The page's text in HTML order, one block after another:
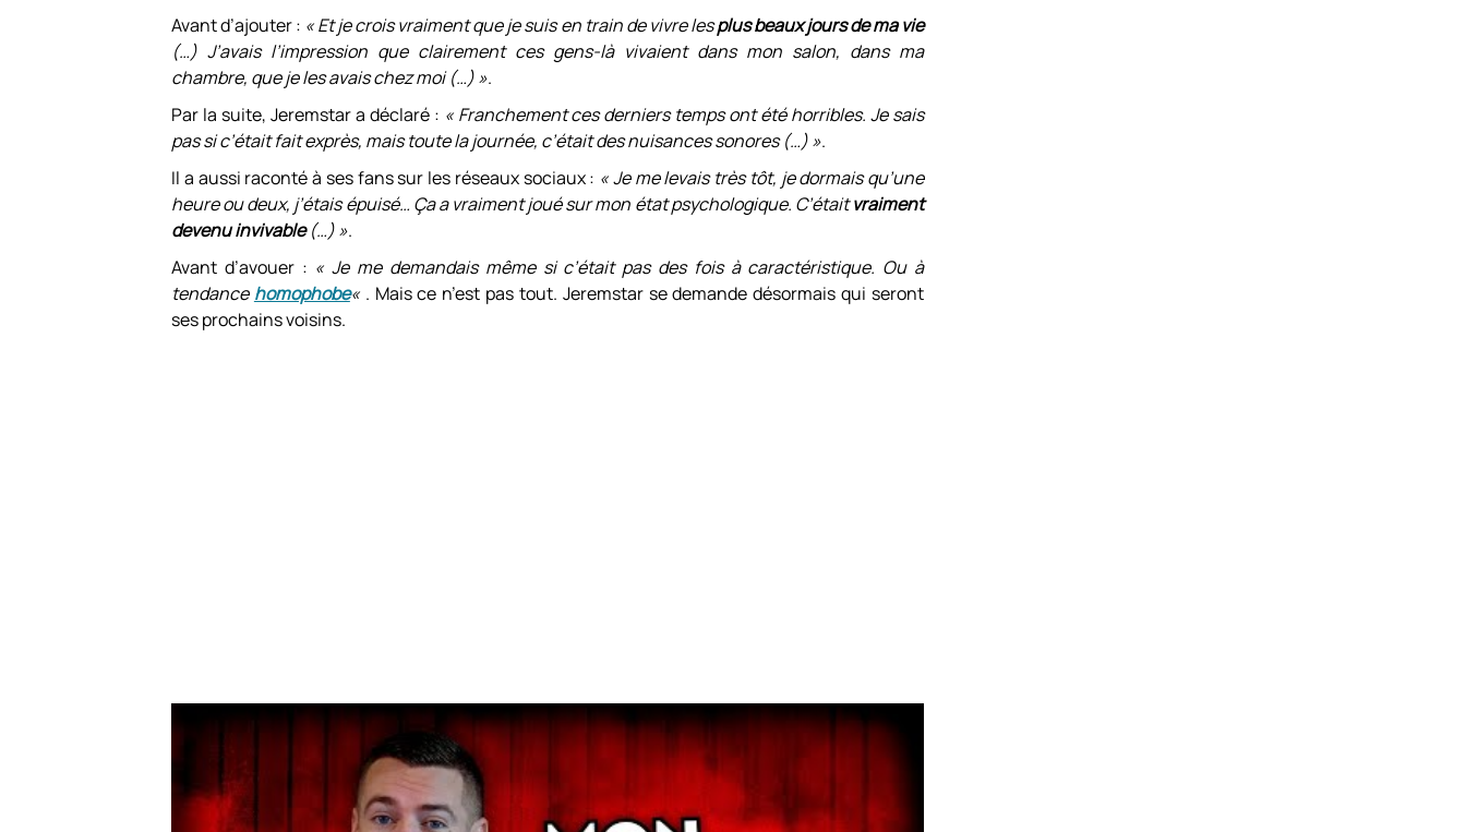
Avant d’ajouter : « Et je crois vraiment que je suis en train de vivre lesplus beaux jours de ma vie
(…) J’avais l’impression que clairement ces gens-là vivaient dans mon salon, dans ma
chambre, que je les avais chez moi (…) ».
Par la suite, Jeremstar a déclaré : « Franchement ces derniers temps ont été horribles. Je sais
pas si c’était fait exprès, mais toute la journée, c’était des nuisances sonores (…) ».
Il a aussi raconté à ses fans sur les réseaux sociaux : « Je me levais très tôt, je dormais qu’une
heure ou deux, j’étais épuisé… Ça a vraiment joué sur mon état psychologique. C’étaitvraiment
devenu invivable(…) ».
Avant d’avouer : « Je me demandais même si c’était pas des fois à caractéristique. Ou à
tendance homophobe« . Mais ce n’est pas tout. Jeremstar se demande désormais qui seront
ses prochains voisins.